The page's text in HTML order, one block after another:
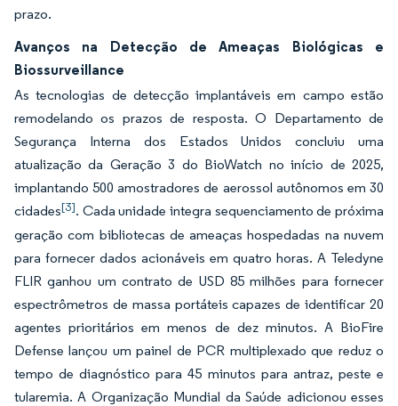
prazo.
Avanços na Detecção de Ameaças Biológicas e
Biossurveillance
As tecnologias de detecção implantáveis em campo estão
remodelando os prazos de resposta. O Departamento de
Segurança Interna dos Estados Unidos concluiu uma
atualização da Geração 3 do BioWatch no início de 2025,
implantando 500 amostradores de aerossol autônomos em 30
cidades[3]. Cada unidade integra sequenciamento de próxima
geração com bibliotecas de ameaças hospedadas na nuvem
para fornecer dados acionáveis em quatro horas. A Teledyne
FLIR ganhou um contrato de USD 85 milhões para fornecer
espectrômetros de massa portáteis capazes de identificar 20
agentes prioritários em menos de dez minutos. A BioFire
Defense lançou um painel de PCR multiplexado que reduz o
tempo de diagnóstico para 45 minutos para antraz, peste e
tularemia. A Organização Mundial da Saúde adicionou esses